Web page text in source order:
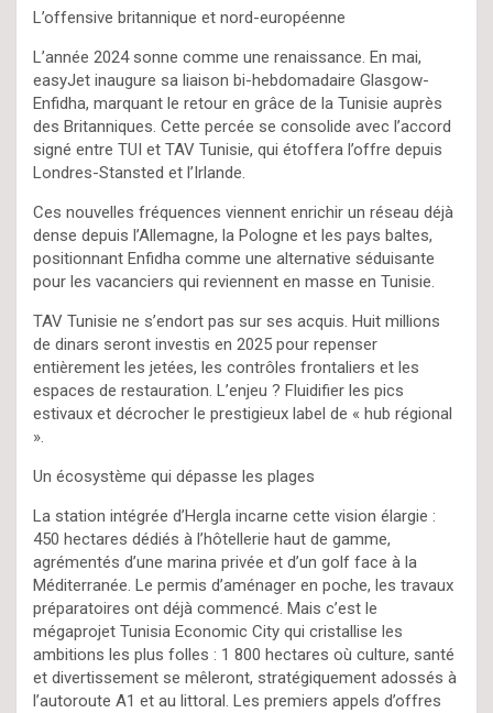
L’offensive britannique et nord-européenne
L’année 2024 sonne comme une renaissance. En mai,
easyJet inaugure sa liaison bi-hebdomadaire Glasgow-
Enfidha, marquant le retour en grâce de la Tunisie auprès
des Britanniques. Cette percée se consolide avec l’accord
signé entre TUI et TAV Tunisie, qui étoffera l’offre depuis
Londres-Stansted et l’Irlande.
Ces nouvelles fréquences viennent enrichir un réseau déjà
dense depuis l’Allemagne, la Pologne et les pays baltes,
positionnant Enfidha comme une alternative séduisante
pour les vacanciers qui reviennent en masse en Tunisie.
TAV Tunisie ne s’endort pas sur ses acquis. Huit millions
de dinars seront investis en 2025 pour repenser
entièrement les jetées, les contrôles frontaliers et les
espaces de restauration. L’enjeu ? Fluidifier les pics
estivaux et décrocher le prestigieux label de « hub régional
».
Un écosystème qui dépasse les plages
La station intégrée d’Hergla incarne cette vision élargie :
450 hectares dédiés à l’hôtellerie haut de gamme,
agrémentés d’une marina privée et d’un golf face à la
Méditerranée. Le permis d’aménager en poche, les travaux
préparatoires ont déjà commencé. Mais c’est le
mégaprojet Tunisia Economic City qui cristallise les
ambitions les plus folles : 1 800 hectares où culture, santé
et divertissement se mêleront, stratégiquement adossés à
l’autoroute A1 et au littoral. Les premiers appels d’offres